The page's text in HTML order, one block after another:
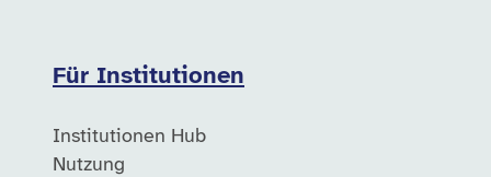
Für Institutionen
Institutionen Hub
Nutzung